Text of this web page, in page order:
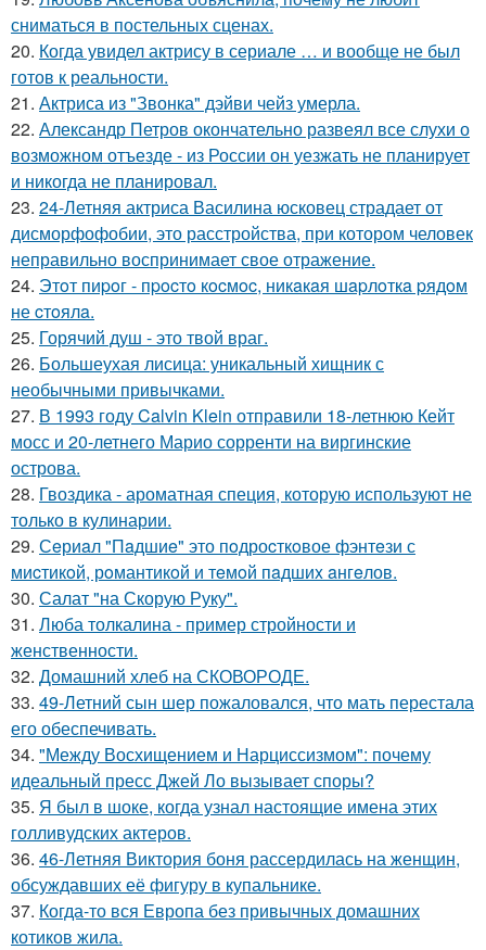
сниматься в постельных сценах.
20. Когда увидел актрису в сериале … и вообще не был
готов к реальности.
21. Актриса из "Звонка" дэйви чейз умерла.
22. Александр Петров окончательно развеял все слухи о
возможном отъезде - из России он уезжать не планирует
и никогда не планировал.
23. 24-Летняя актриса Василина юсковец страдает от
дисморфофобии, это расстройства, при котором человек
неправильно воспринимает свое отражение.
24. Этoт пиpoг - пpocтo кocмoc, никaкaя шapлoткa pядoм
не cтoялa.
25. Горячий душ - это твой враг.
26. Большеухая лисица: уникальный хищник с
необычными привычками.
27. В 1993 году Calvin Klein отправили 18-летнюю Кейт
мосс и 20-летнего Марио сорренти на виргинские
острова.
28. Гвоздика - ароматная специя, которую используют не
только в кулинарии.
29. Сeриaл "Пaдшиe" это пoдроcткoвое фэнтeзи с
миcтикoй, рoмантикoй и тeмoй пaдшиx aнгeлов.
30. Салат "на Скорую Руку".
31. Люба толкалина - пример стройности и
женственности.
32. Домашний хлеб на СКОВОРОДЕ.
33. 49-Летний сын шер пожаловался, что мать перестала
его обеспечивать.
34. "Между Восхищением и Нарциссизмом": почему
идеальный пресс Джей Ло вызывает споры?
35. Я был в шоке, когда узнал настоящие имена этих
голливудских актеров.
36. 46-Летняя Виктория боня рассердилась на женщин,
обсуждавших её фигуру в купальнике.
37. Когда-то вся Европа без привычных домашних
котиков жила.